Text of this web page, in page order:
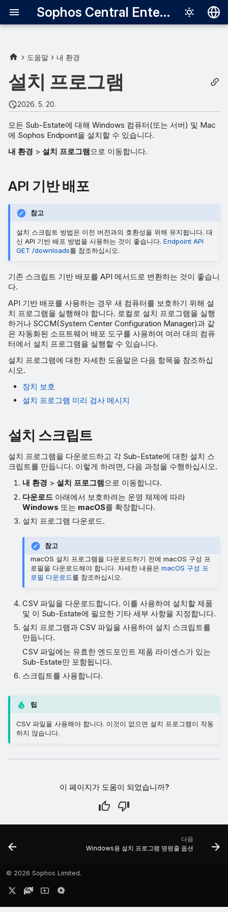
Sophos Central Enterprise
Italiano
日本語
도움말 내 환경
설치 프로그램
2026. 5. 20.
모든 Sub-Estate에 대해 Windows 컴퓨터(또는 서버) 및 Mac
에 Sophos Endpoint을 설치할 수 있습니다.
내 환경 > 설치 프로그램으로 이동합니다.
API 기반 배포
참고
설치 스크립트 방법은 이전 버전과의 호환성을 위해 유지됩니다. 대
신 API 기반 배포 방법을 사용하는 것이 좋습니다. Endpoint API
GET /downloads를 참조하십시오.
기존 스크립트 기반 배포를 API 메서드로 변환하는 것이 좋습니
다.
API 기반 배포를 사용하는 경우 새 컴퓨터를 보호하기 위해 설
치 프로그램을 실행해야 합니다. 로컬로 설치 프로그램을 실행
하거나 SCCM(System Center Configuration Manager)과 같
은 자동화된 소프트웨어 배포 도구를 사용하여 여러 대의 컴퓨
터에서 설치 프로그램을 실행할 수 있습니다.
설치 프로그램에 대한 자세한 도움말은 다음 항목을 참조하십
시오.
장치 보호
설치 프로그램 미리 검사 메시지
설치 스크립트
설치 프로그램을 다운로드하고 각 Sub-Estate에 대한 설치 스
크립트를 만듭니다. 이렇게 하려면, 다음 과정을 수행하십시오.
내 환경 >설치 프로그램으로 이동합니다.
다운로드 아래에서 보호하려는 운영 체제에 따라
Windows 또는 macOS를 확장합니다.
설치 프로그램 다운로드.
참고
macOS 설치 프로그램을 다운로드하기 전에 macOS 구성 프
로필을 다운로드해야 합니다. 자세한 내용은macOS 구성 프
로필 다운로드를 참조하십시오.
CSV 파일을 다운로드합니다. 이를 사용하여 설치할 제품
및 이 Sub-Estate에 필요한 기타 세부 사항을 지정합니다.
설치 프로그램과 CSV 파일을 사용하여 설치 스크립트를
만듭니다.
CSV 파일에는 유효한 엔드포인트 제품 라이센스가 있는
Sub-Estate만 포함됩니다.
스크립트를 사용합니다.
팁
CSV 파일을 사용해야 합니다. 이것이 없으면 설치 프로그램이 작동
하지 않습니다.
이 페이지가 도움이 되었습니까?
다음
Windows용 설치 프로그램 명령줄 옵션
© 2026 Sophos Limited.